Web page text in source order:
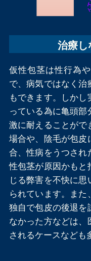
治療し
仮性包茎は性行為
で、病気ではなく治
もできます。しか
っている為に亀頭部
激に耐えることがで
場合や、陰毛が包皮
合、性病をうつされ
性包茎が原因かもと
じる弊害を不快に思
られています。ま
独自で包皮の後退を
なかった方などは、
されるケースなども